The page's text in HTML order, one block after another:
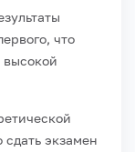
что
высокой
экзамен